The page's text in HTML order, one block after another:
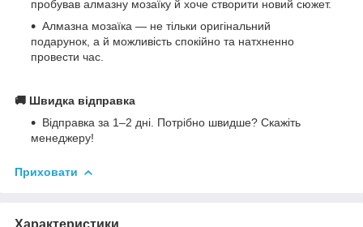
пробував алмазну мозаїку й хоче створити новий сюжет.
Алмазна мозаїка — не тільки оригінальний
подарунок, а й можливість спокійно та натхненно
провести час.
🚚 Швидка відправка
Відправка за 1–2 дні. Потрібно швидше? Скажіть
менеджеру!
Приховати
Характеристики